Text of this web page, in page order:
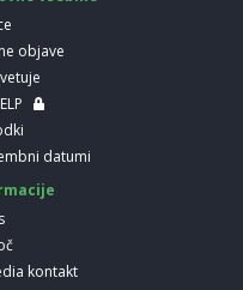
objave
datumi
kontakt